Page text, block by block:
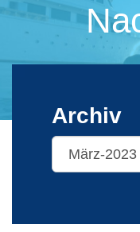
Archiv